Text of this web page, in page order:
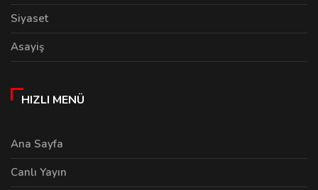
Siyaset
Asayiş
HIZLI MENÜ
Ana Sayfa
Canlı Yayın